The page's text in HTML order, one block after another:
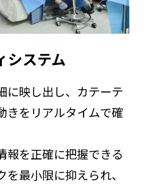
システム
に映し出し、カテーテ
きをリアルタイムで確
報を正確に把握できる
最小限に抑えられ、